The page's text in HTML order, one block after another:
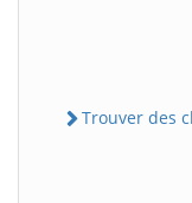
Trouver des